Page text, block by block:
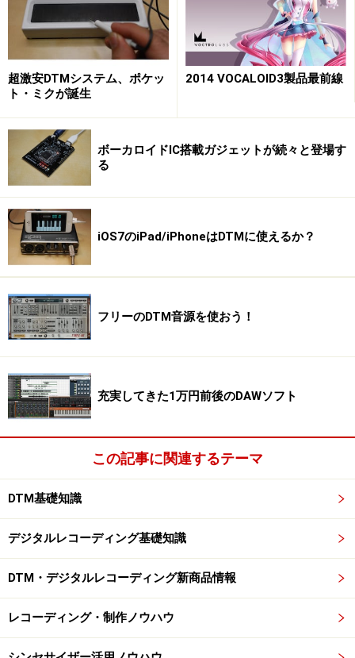
立つはずです。
世の中のシンセサイザの大半はウェーブテ
ーブル方式
ハード、ソフトといろいろあるシンセサイザですが、す
べてがまったく別の設計になっているというわけではな
く、いくつかの方式に分類することができます。主なも
のを挙げると、
・ウェーブテーブル
・アナログ
など。細かく分類すれば、まだいろいろありますし、グ
ラニュラーシンセサイザなどちょっと特殊なものも存在
はするものの、世の中のシンセサイザの99％以上がこの
分類の中に入ってしまうでしょう。
ヤマハの人気音源、MOTIF RACK。これもAWM2音源という
ウェーブテーブル音源である
ェーブテーブル・シンセサイザであり、ハードの音源に
限定すれば、その比率はさらに高くなります。まあ、呼
び方はいろいろあり、PCM音源と呼んだり、サンプリン
グ音源と呼んだり、AWM2音源と呼んだり……。そして、
いわゆるサンプラーも、このウェーブテーブル・シンセ
超激安DTMシステム、ポケッ
ト・ミクが誕生
2014 VOCALOID3製品最前線
ボーカロイドIC搭載ガジェットが続々と登場す
る
iOS7のiPad/iPhoneはDTMに使えるか？
フリーのDTM音源を使おう！
充実してきた1万円前後のDAWソフト
この記事に関連するテーマ
DTM基礎知識
デジタルレコーディング基礎知識
DTM・デジタルレコーディング新商品情報
レコーディング・制作ノウハウ